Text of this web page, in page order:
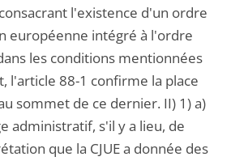
l'existence d'un ordre
européenne intégré à l'ordre
les conditions mentionnées
l'article 88-1 confirme la place
sommet de ce dernier. II) 1) a)
administratif, s'il y a lieu, de
que la CJUE a donnée des